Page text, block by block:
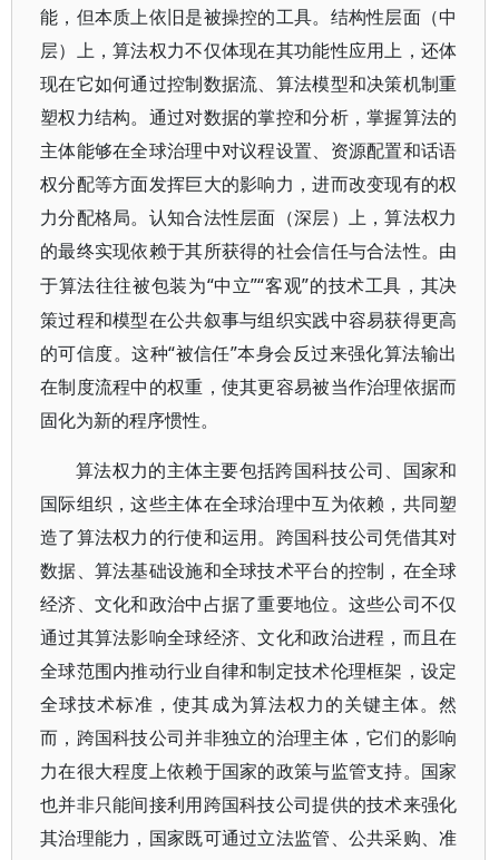
能，但本质上依旧是被操控的工具。结构性层面（中
层）上，算法权力不仅体现在其功能性应用上，还体
现在它如何通过控制数据流、算法模型和决策机制重
塑权力结构。通过对数据的掌控和分析，掌握算法的
主体能够在全球治理中对议程设置、资源配置和话语
权分配等方面发挥巨大的影响力，进而改变现有的权
力分配格局。认知合法性层面（深层）上，算法权力
的最终实现依赖于其所获得的社会信任与合法性。由
于算法往往被包装为“中立”“客观”的技术工具，其决
策过程和模型在公共叙事与组织实践中容易获得更高
的可信度。这种“被信任”本身会反过来强化算法输出
在制度流程中的权重，使其更容易被当作治理依据而
固化为新的程序惯性。
算法权力的主体主要包括跨国科技公司、国家和
国际组织，这些主体在全球治理中互为依赖，共同塑
造了算法权力的行使和运用。跨国科技公司凭借其对
数据、算法基础设施和全球技术平台的控制，在全球
经济、文化和政治中占据了重要地位。这些公司不仅
通过其算法影响全球经济、文化和政治进程，而且在
全球范围内推动行业自律和制定技术伦理框架，设定
全球技术标准，使其成为算法权力的关键主体。然
而，跨国科技公司并非独立的治理主体，它们的影响
力在很大程度上依赖于国家的政策与监管支持。国家
也并非只能间接利用跨国科技公司提供的技术来强化
其治理能力，国家既可通过立法监管、公共采购、准